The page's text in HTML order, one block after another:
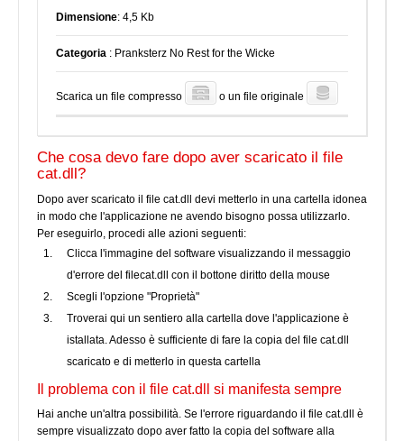
Dimensione: 4,5 Kb
Categoria : Pranksterz No Rest for the Wicke
Scarica un file compresso o un file originale
Che cosa devo fare dopo aver scaricato il file
cat.dll?
Dopo aver scaricato il file cat.dll devi metterlo in una cartella idonea
in modo che l'applicazione ne avendo bisogno possa utilizzarlo.
Per eseguirlo, procedi alle azioni seguenti:
Clicca l'immagine del software visualizzando il messaggio
d'errore del filecat.dll con il bottone diritto della mouse
Scegli l'opzione "Proprietà"
Troverai qui un sentiero alla cartella dove l'applicazione è
istallata. Adesso è sufficiente di fare la copia del file cat.dll
scaricato e di metterlo in questa cartella
Il problema con il file cat.dll si manifesta sempre
Hai anche un'altra possibilità. Se l'errore riguardando il file cat.dll è
sempre visualizzato dopo aver fatto la copia del software alla